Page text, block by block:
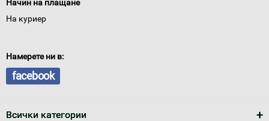
Начин на плащане
На куриер
Намерете ни в:
facebook
Всички категории